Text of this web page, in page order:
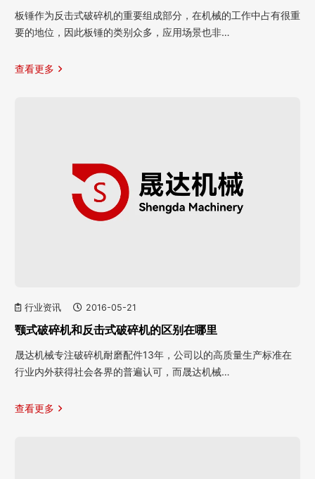
板锤作为反击式破碎机的重要组成部分，在机械的工作中占有很重
要的地位，因此板锤的类别众多，应用场景也非…
查看更多
行业资讯 2016-05-21
颚式破碎机和反击式破碎机的区别在哪里
晟达机械专注破碎机耐磨配件13年，公司以的高质量生产标准在
行业内外获得社会各界的普遍认可，而晟达机械…
查看更多